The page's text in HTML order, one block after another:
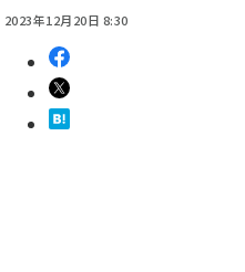
2023年12月20日 8:30